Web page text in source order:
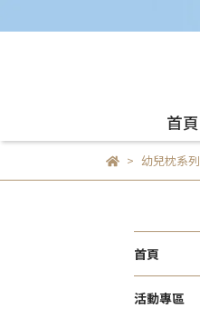
首頁
幼兒枕系列
首頁
活動專區